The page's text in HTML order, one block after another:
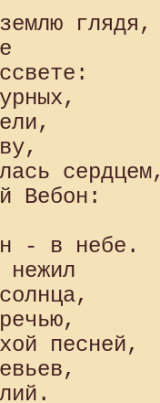
Вебон:
- в небе.
нежил
песней,